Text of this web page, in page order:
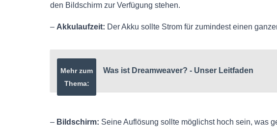
den Bildschirm zur Verfügung stehen.
– Akkulaufzeit: Der Akku sollte Strom für zumindest einen
Mehr zum
Thema:
Was ist Dreamweaver? - Unser Leitfaden
– Bildschirm: Seine Auflösung sollte möglichst hoch sein, was